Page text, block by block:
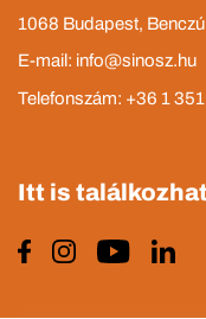
1068 Budapest,
E-mail: info@sinosz.hu
Telefonszám: +36 1
Itt is